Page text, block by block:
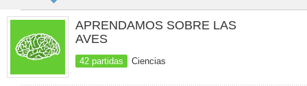
APRENDAMOS SOBRE LAS
AVES
42 partidas Ciencias